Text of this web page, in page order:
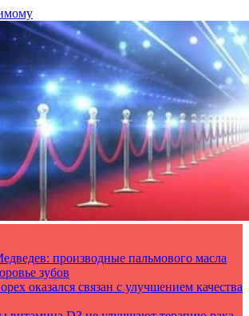
производные пальмового масла
зубов
оказался связан с улучшением качества